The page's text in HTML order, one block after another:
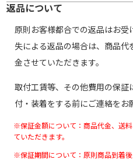
返品について
原則お客様都合での返品はお
失による返品の場合は、商品
金させていただきます。
取付工賃等、その他費用の保
付・装着をする前にご連絡をお
※保証金額について：商品代金、送
ていただきます。
※保証期間について：原則商品到着後